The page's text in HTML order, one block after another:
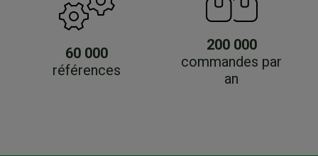
60 000
références
200 000
commandes par
an